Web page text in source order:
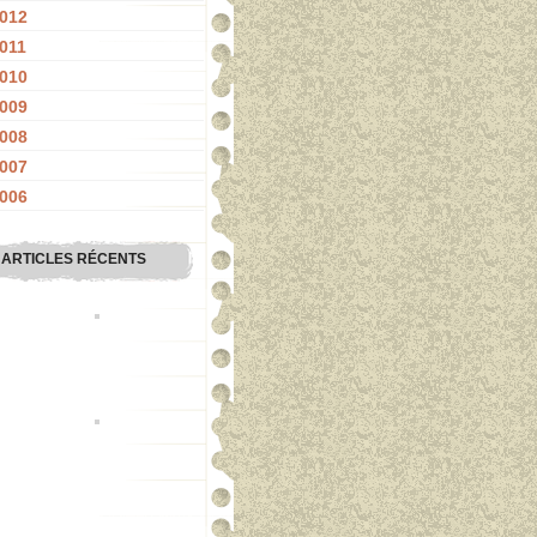
ARTICLES RÉCENTS